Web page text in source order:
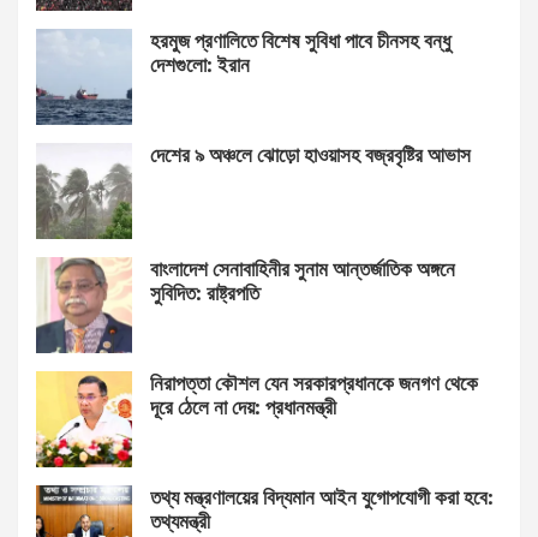
হরমুজ প্রণালিতে বিশেষ সুবিধা পাবে চীনসহ বন্ধু
দেশগুলো: ইরান
দেশের ৯ অঞ্চলে ঝোড়ো হাওয়াসহ বজ্রবৃষ্টির আভাস
বাংলাদেশ সেনাবাহিনীর সুনাম আন্তর্জাতিক অঙ্গনে
সুবিদিত: রাষ্ট্রপতি
নিরাপত্তা কৌশল যেন সরকারপ্রধানকে জনগণ থেকে
দূরে ঠেলে না দেয়: প্রধানমন্ত্রী
তথ্য মন্ত্রণালয়ের বিদ্যমান আইন যুগোপযোগী করা হবে:
তথ্যমন্ত্রী